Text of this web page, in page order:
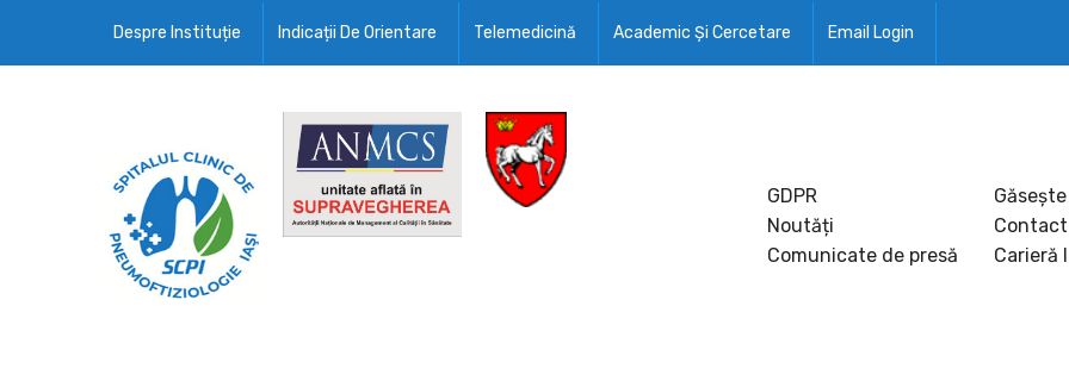
Despre Instituție Indicații De Orientare Telemedicină Academic Și Cercetare Email Login
GDPR
Noutăți
Comunicate de presă
Contact
Carieră